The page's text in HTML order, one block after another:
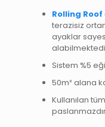
Rolling Roof
terazisiz
ayaklar
Sistem %5
50m² alana
Kullanılan